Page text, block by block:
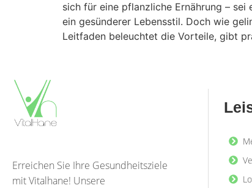
sich für eine pflanzliche Ernährung –
ein gesünderer Lebensstil. Doch wie
Leitfaden beleuchtet die Vorteile, gibt
Erreichen Sie Ihre Gesundheitsziele
mit Vitalhane! Unsere